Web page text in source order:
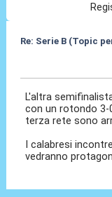
Re: Serie B (Topic
L'altra
con un rotondo 3-
terza rete sono
I calabresi
vedranno